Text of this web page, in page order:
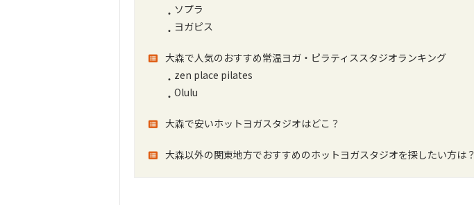
ソプラ
ヨガピス
大森で人気のおすすめ常温ヨガ・ピラティススタジオランキング
zen place pilates
Olulu
大森で安いホットヨガスタジオはどこ？
大森以外の関東地方でおすすめのホットヨガスタジオを探したい方は？